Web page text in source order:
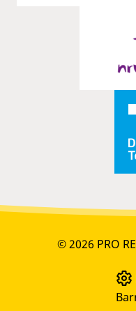
© 2026 PRO